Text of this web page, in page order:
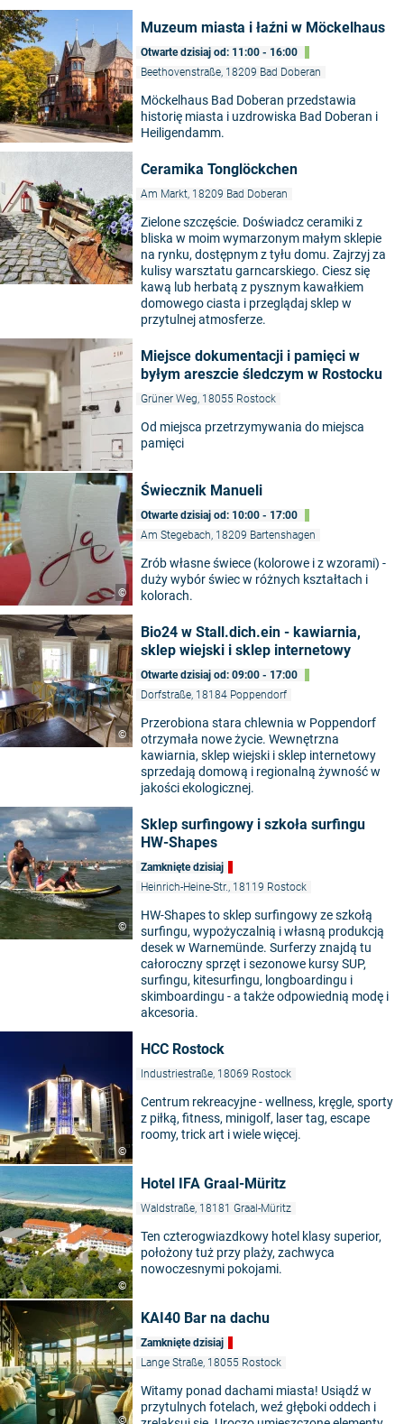
Muzeum miasta i łaźni w Möckelhaus
Otwarte dzisiaj od: 11:00 - 16:00
Beethovenstraße, 18209 Bad Doberan
Möckelhaus Bad Doberan przedstawia
historię miasta i uzdrowiska Bad Doberan i
Heiligendamm.
Ceramika Tonglöckchen
Am Markt, 18209 Bad Doberan
Zielone szczęście. Doświadcz ceramiki z
bliska w moim wymarzonym małym sklepie
na rynku, dostępnym z tyłu domu. Zajrzyj za
kulisy warsztatu garncarskiego. Ciesz się
kawą lub herbatą z pysznym kawałkiem
domowego ciasta i przeglądaj sklep w
przytulnej atmosferze.
Miejsce dokumentacji i pamięci w
byłym areszcie śledczym w Rostocku
Grüner Weg, 18055 Rostock
Od miejsca przetrzymywania do miejsca
pamięci
©
Świecznik Manueli
Otwarte dzisiaj od: 10:00 - 17:00
Am Stegebach, 18209 Bartenshagen
Zrób własne świece (kolorowe i z wzorami) -
duży wybór świec w różnych kształtach i
kolorach.
©
Bio24 w Stall.dich.ein - kawiarnia,
sklep wiejski i sklep internetowy
Otwarte dzisiaj od: 09:00 - 17:00
Dorfstraße, 18184 Poppendorf
Przerobiona stara chlewnia w Poppendorf
otrzymała nowe życie. Wewnętrzna
kawiarnia, sklep wiejski i sklep internetowy
sprzedają domową i regionalną żywność w
jakości ekologicznej.
©
Sklep surfingowy i szkoła surfingu
HW-Shapes
Zamknięte dzisiaj
Heinrich-Heine-Str., 18119 Rostock
HW-Shapes to sklep surfingowy ze szkołą
surfingu, wypożyczalnią i własną produkcją
desek w Warnemünde. Surferzy znajdą tu
całoroczny sprzęt i sezonowe kursy SUP,
surfingu, kitesurfingu, longboardingu i
skimboardingu - a także odpowiednią modę i
akcesoria.
©
HCC Rostock
Industriestraße, 18069 Rostock
Centrum rekreacyjne - wellness, kręgle, sporty
z piłką, fitness, minigolf, laser tag, escape
roomy, trick art i wiele więcej.
©
Hotel IFA Graal-Müritz
Waldstraße, 18181 Graal-Müritz
Ten czterogwiazdkowy hotel klasy superior,
położony tuż przy plaży, zachwyca
nowoczesnymi pokojami.
©
KAI40 Bar na dachu
Zamknięte dzisiaj
Lange Straße, 18055 Rostock
Witamy ponad dachami miasta! Usiądź w
przytulnych fotelach, weź głęboki oddech i